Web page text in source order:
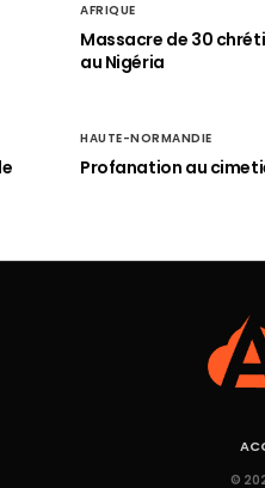
AFRIQUE
Massacre de 30
au Nigéria
HAUTE-NORMANDIE
Profanation au
©